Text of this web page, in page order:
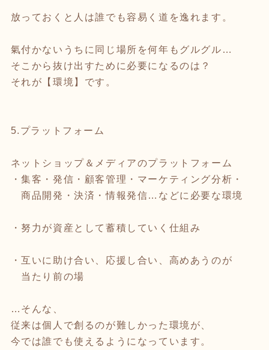
放っておくと人は誰でも容易く道を逸れます。
氣付かないうちに同じ場所を何年もグルグル…
そこから抜け出すために必要になるのは？
それが【環境】です。
5.プラットフォーム
ネットショップ＆メディアのプラットフォーム
・集客・発信・顧客管理・マーケティング分析・
商品開発・決済・情報発信…などに必要な環境
・努力が資産として蓄積していく仕組み
・互いに助け合い、応援し合い、高めあうのが
当たり前の場
…そんな、
従来は個人で創るのが難しかった環境が、
今では誰でも使えるようになっています。